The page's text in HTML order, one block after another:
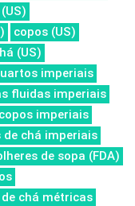
copos (US)
(US)
imperiais
fluidas imperiais
copos imperiais
de chá imperiais
de sopa (FDA)
chá métricas